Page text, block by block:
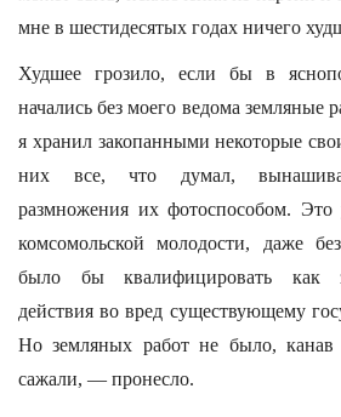
мне в шестидесятых годах ничего
Худшее грозило, если бы в
начались без моего ведома земляные
я хранил закопанными некоторые
них все, что думал,
размножения их фотоспособом.
комсомольской молодости, даже
было бы квалифицировать как
действия во вред существующему
Но земляных работ не было,
сажали, — пронесло.